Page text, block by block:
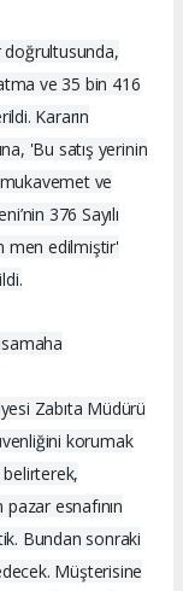
doğrultusunda,
ve 35 bin 416
Kararın
'Bu satış yerinin
ve
376 Sayılı
men edilmiştir'
Zabıta Müdürü
korumak
belirterek,
esnafının
Bundan sonraki
Müşterisine